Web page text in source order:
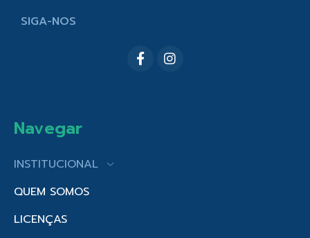
SIGA-NOS
Navegar
INSTITUCIONAL
QUEM SOMOS
LICENÇAS